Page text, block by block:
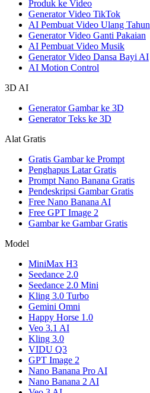
Produk ke Video
Generator Video TikTok
AI Pembuat Video Ulang Tahun
Generator Video Ganti Pakaian
AI Pembuat Video Musik
Generator Video Dansa Bayi AI
AI Motion Control
3D AI
Generator Gambar ke 3D
Generator Teks ke 3D
Alat Gratis
Gratis Gambar ke Prompt
Penghapus Latar Gratis
Prompt Nano Banana Gratis
Pendeskripsi Gambar Gratis
Free Nano Banana AI
Free GPT Image 2
Gambar ke Gambar Gratis
Model
MiniMax H3
Seedance 2.0
Seedance 2.0 Mini
Kling 3.0 Turbo
Gemini Omni
Happy Horse 1.0
Veo 3.1 AI
Kling 3.0
VIDU Q3
GPT Image 2
Nano Banana Pro AI
Nano Banana 2 AI